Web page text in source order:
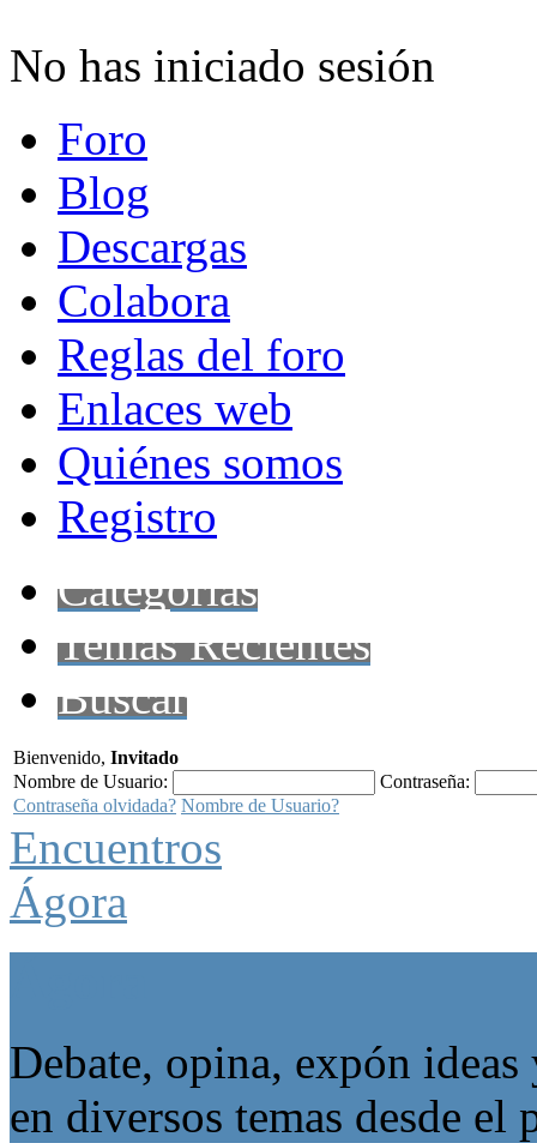
No has iniciado sesión
Foro
Blog
Descargas
Colabora
Reglas del foro
Enlaces web
Quiénes somos
Registro
Categorías
Temas Recientes
Buscar
Bienvenido, Invitado
Nombre de Usuario:
Contraseña:
Contraseña olvidada? Nombre de Usuario?
Encuentros
Ágora
Debate, opina, expón
en diversos temas desde